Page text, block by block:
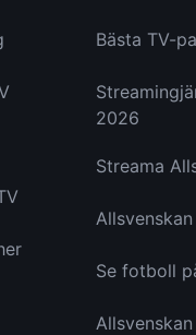
Bästa TV-
2026
Streama
Se fotboll